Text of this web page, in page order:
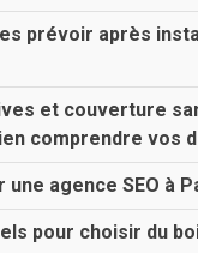
prévoir après
et couverture
comprendre vos
agence SEO à
pour choisir du